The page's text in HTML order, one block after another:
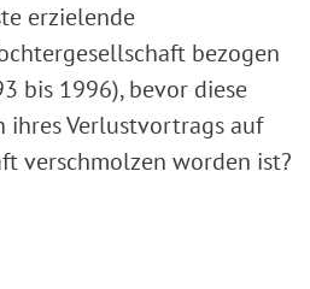
erzielende
bezogen
bis 1996), bevor diese
ihres Verlustvortrags auf
verschmolzen worden ist?